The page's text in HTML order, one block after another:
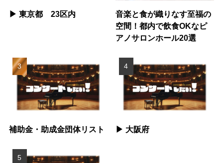
▶︎ 東京都 23区内
音楽と食が織りなす至福の
空間！都内で飲食OKなピ
アノサロンホール20選
補助金・助成金団体リスト ▶︎ 大阪府